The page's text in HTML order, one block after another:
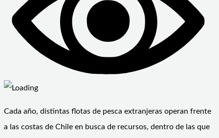
Cada año, distintas flotas de pesca extranjeras operan frente
a las costas de Chile en busca de recursos, dentro de las que